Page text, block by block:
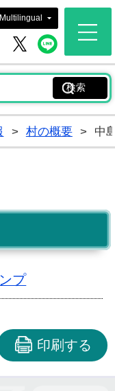
中島村ホ
Multilingual
中島村 X中島
> 村の概要 > 中
プ
印刷する